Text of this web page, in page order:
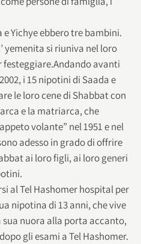
Yichye ebbero tre bambini.
yemenita si riuniva nel loro
festeggiare.Andando avanti
i 15 nipotini di Saada e
le loro cene di Shabbat con
e la matriarca, che
volante” nel 1951 e nel
adesso in grado di offrire
ai loro figli, ai loro generi
al Tel Hashomer hospital per
nipotina di 13 anni, che vive
sua nuora alla porta accanto,
gli esami a Tel Hashomer.